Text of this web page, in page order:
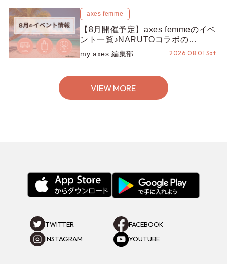
axes femme
【8月開催予定】axes femmeのイベ
ント一覧♪NARUTOコラボの
REZEN POPUPから、プチYour
Stage.、ティーパーティまで！8月
my axes 編集部 2026.08.01 Sat.
VIEW MORE
TWITTER
FACEBOOK
INSTAGRAM
YOUTUBE